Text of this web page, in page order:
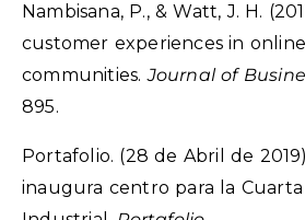
Nambisana, P., & Watt, J. H.
customer experiences in
communities.Journal of
895.
Portafolio. (28 de Abril de
inaugura centro para la